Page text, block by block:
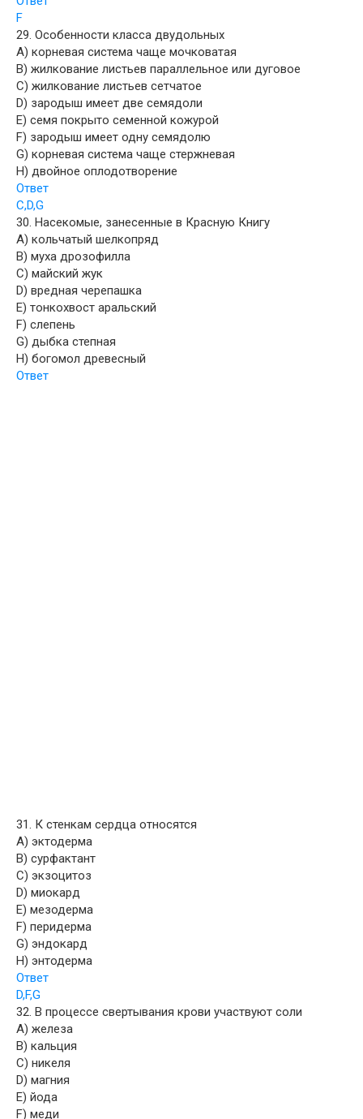
F
29. Особенности класса двудольных
A) корневая система чаще мочковатая
B) жилкование листьев параллельное или дуговое
C) жилкование листьев сетчатое
D) зародыш имеет две семядоли
E) семя покрыто семенной кожурой
F) зародыш имеет одну семядолю
G) корневая система чаще стержневая
H) двойное оплодотворение
Ответ
C,D,G
30. Насекомые, занесенные в Красную Книгу
A) кольчатый шелкопряд
B) муха дрозофилла
C) майский жук
D) вредная черепашка
E) тонкохвост аральский
F) слепень
G) дыбка степная
H) богомол древесный
Ответ
31. К стенкам сердца относятся
A) эктодерма
B) сурфактант
C) экзоцитоз
D) миокард
E) мезодерма
F) перидерма
G) эндокард
H) энтодерма
Ответ
D,F,G
32. В процессе свертывания крови участвуют соли
A) железа
B) кальция
C) никеля
D) магния
E) йода
F) меди